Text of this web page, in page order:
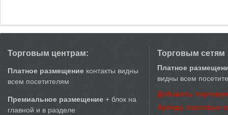
Торговым центрам:
Платное размещение контакты видны
всем посетителям
Премиальное размещение + блок на
главной и в разделе
Торговым сетям
Платное
видны всем
Добавить
Аренда торговых